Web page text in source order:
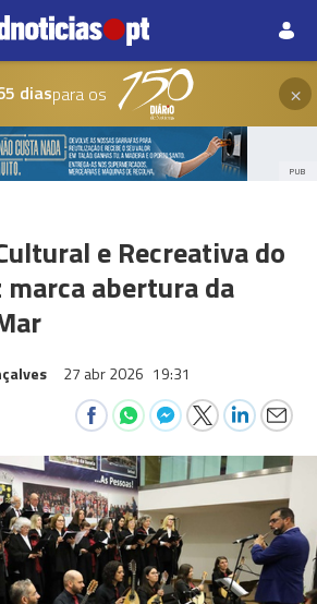
diaspara os ×
PUB
e Recreativa do
abertura da
27 abr 2026 19:31